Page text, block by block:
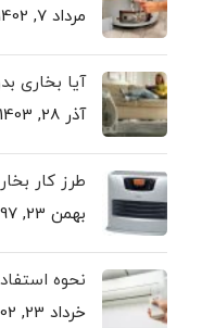
مرداد 7, 1402
آیا بخاری
آذر 28, 1403
طرز کار
بهمن 23, 1397
نحوه
خرداد 23, 1402